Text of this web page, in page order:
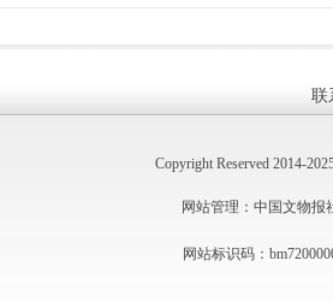
联
Copyright Reserved 2014-
网站管理：中国文物报
网站标识码：